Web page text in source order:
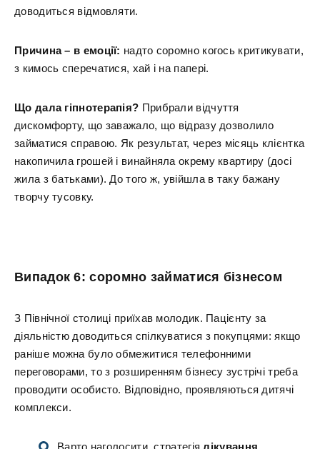
доводиться відмовляти.
Причина – в емоції: надто соромно когось критикувати,
з кимось сперечатися, хай і на папері.
Що дала гіпнотерапія? Прибрали відчуття
дискомфорту, що заважало, що відразу дозволило
займатися справою. Як результат, через місяць клієнтка
накопичила грошей і винайняла окрему квартиру (досі
жила з батьками). До того ж, увійшла в таку бажану
творчу тусовку.
Випадок 6: соромно займатися бізнесом
З Північної столиці приїхав молодик. Пацієнту за
діяльністю доводиться спілкуватися з покупцями: якщо
раніше можна було обмежитися телефонними
переговорами, то з розширенням бізнесу зустрічі треба
проводити особисто. Відповідно, проявляються дитячі
комплекси.
Варто наголосити, стратегія лікування